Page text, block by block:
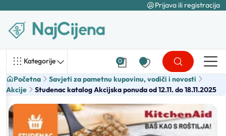
Prijava ili registracija
Kategorije 0
Početna
Savjeti za pametnu kupovinu, vodiči i novosti
Akcije
Studenac katalog Akcijska ponuda od 12.11. do 18.11.2025